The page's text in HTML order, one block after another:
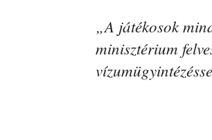
„A játékosok
minisztérium